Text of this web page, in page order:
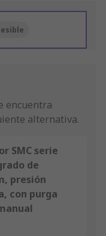
encuentra
alternativa.
SMC serie
de
presión
con purga